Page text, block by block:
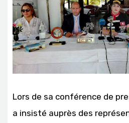
Lors de sa conférence de
a insisté auprès des